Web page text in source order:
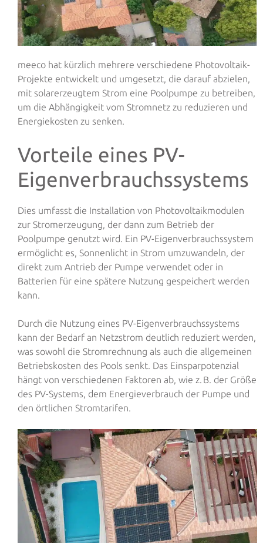
meeco hat kürzlich mehrere verschiedene Photovoltaik-
Projekte entwickelt und umgesetzt, die darauf abzielen,
mit solarerzeugtem Strom eine Poolpumpe zu betreiben,
um die Abhängigkeit vom Stromnetz zu reduzieren und
Energiekosten zu senken.
Vorteile eines PV-
Eigenverbrauchssystems
Dies umfasst die Installation von Photovoltaikmodulen
zur Stromerzeugung, der dann zum Betrieb der
Poolpumpe genutzt wird. Ein PV-Eigenverbrauchssystem
ermöglicht es, Sonnenlicht in Strom umzuwandeln, der
direkt zum Antrieb der Pumpe verwendet oder in
Batterien für eine spätere Nutzung gespeichert werden
kann.
Durch die Nutzung eines PV-Eigenverbrauchssystems
kann der Bedarf an Netzstrom deutlich reduziert werden,
was sowohl die Stromrechnung als auch die allgemeinen
Betriebskosten des Pools senkt. Das Einsparpotenzial
hängt von verschiedenen Faktoren ab, wie z. B. der Größe
des PV-Systems, dem Energieverbrauch der Pumpe und
den örtlichen Stromtarifen.